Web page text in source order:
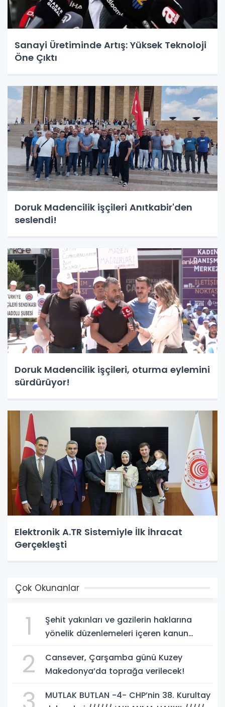
Sanayi Üretiminde Artış: Yüksek Teknoloji
Öne Çıktı
Doruk Madencilik işçileri Anıtkabir'den
seslendi!
Doruk Madencilik işçileri, oturma eylemini
sürdürüyor!
Elektronik A.TR Sistemiyle İlk İhracat
Gerçekleşti
Çok Okunanlar
1
Şehit yakınları ve gazilerin haklarına
yönelik düzenlemeleri içeren kanun
2
Cansever, Çarşamba günü Kuzey
Makedonya’da toprağa verilecek!
MUTLAK BUTLAN -4- CHP’nin 38. Kurultay